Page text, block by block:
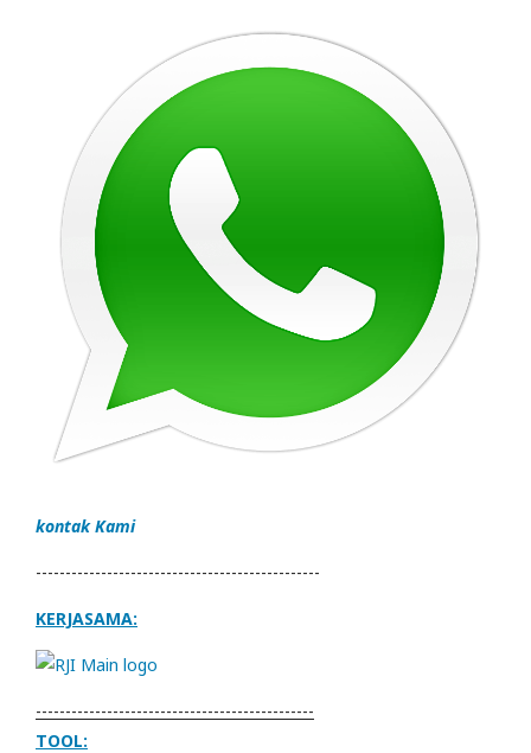
kontak Kami
------------------------------------------------
KERJASAMA:
-----------------------------------------------
TOOL: